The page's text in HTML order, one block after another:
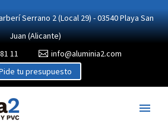
Serrano 2 (Local 29) - 03540 Playa San
Juan (Alicante)
11
info@aluminia2.com
tu presupuesto